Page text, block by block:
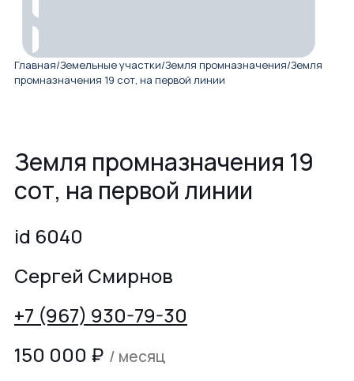
Главная/Земельные участки/Земля промназначения/Земля
промназначения 19 сот, на первой линии
Земля промназначения 19
сот, на первой линии
id 6040
Сергей Смирнов
+7 (967) 930-79-30
150 000 ₽ / месяц